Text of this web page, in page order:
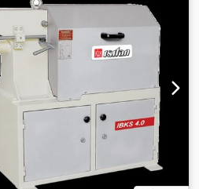
X/Y/Z: ca.
Gewicht: ca. 950kg.
Eine Besichtigung vor Ort ist